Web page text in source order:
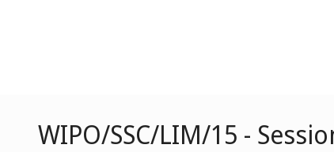
WIPO/SSC/LIM/15 -